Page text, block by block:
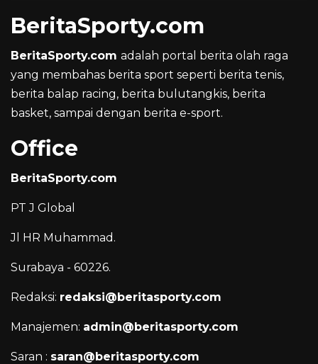
BeritaSporty.com
BeritaSporty.com adalah portal berita olah raga
yang membahas berita sport seperti berita tenis,
berita balap racing, berita bulutangkis, berita
basket, sampai dengan berita e-sport.
Office
BeritaSporty.com
PT J Global
Jl HR Muhammad.
Surabaya - 60226.
Redaksi: redaksi@beritasporty.com
Manajemen: admin@beritasporty.com
Saran : saran@beritasporty.com